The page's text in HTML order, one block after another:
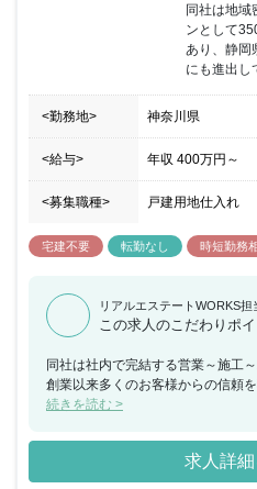
同社は地域
ンとして
あり、静岡
にも進出し
<勤務地> 神奈川県
<給与> 年収 400万円 ～
<募集職種> 戸建用地仕入れ
宅建不要 転勤なし 時短勤務
リアルエステートWORKS担
この求人のこだわりポイ
同社は社内で完結する営業～施工
創業以来多くのお客様からの信頼
マンションも手掛け、国土交通省
社割合も多く、これまでの経験や
ている社員が多数在籍しています
映される人事制度があり、実力を
続きを読む >
求人詳